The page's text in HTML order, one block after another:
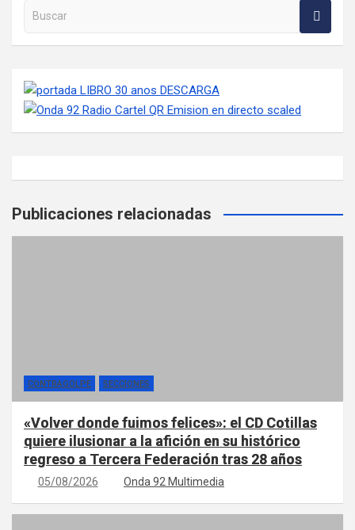
Buscar en la web
Publicaciones relacionadas
CONTRAGOLPE SECCIONES
«Volver donde fuimos felices»: el CD Cotillas
quiere ilusionar a la afición en su histórico
regreso a Tercera Federación tras 28 años
05/08/2026 Onda 92 Multimedia